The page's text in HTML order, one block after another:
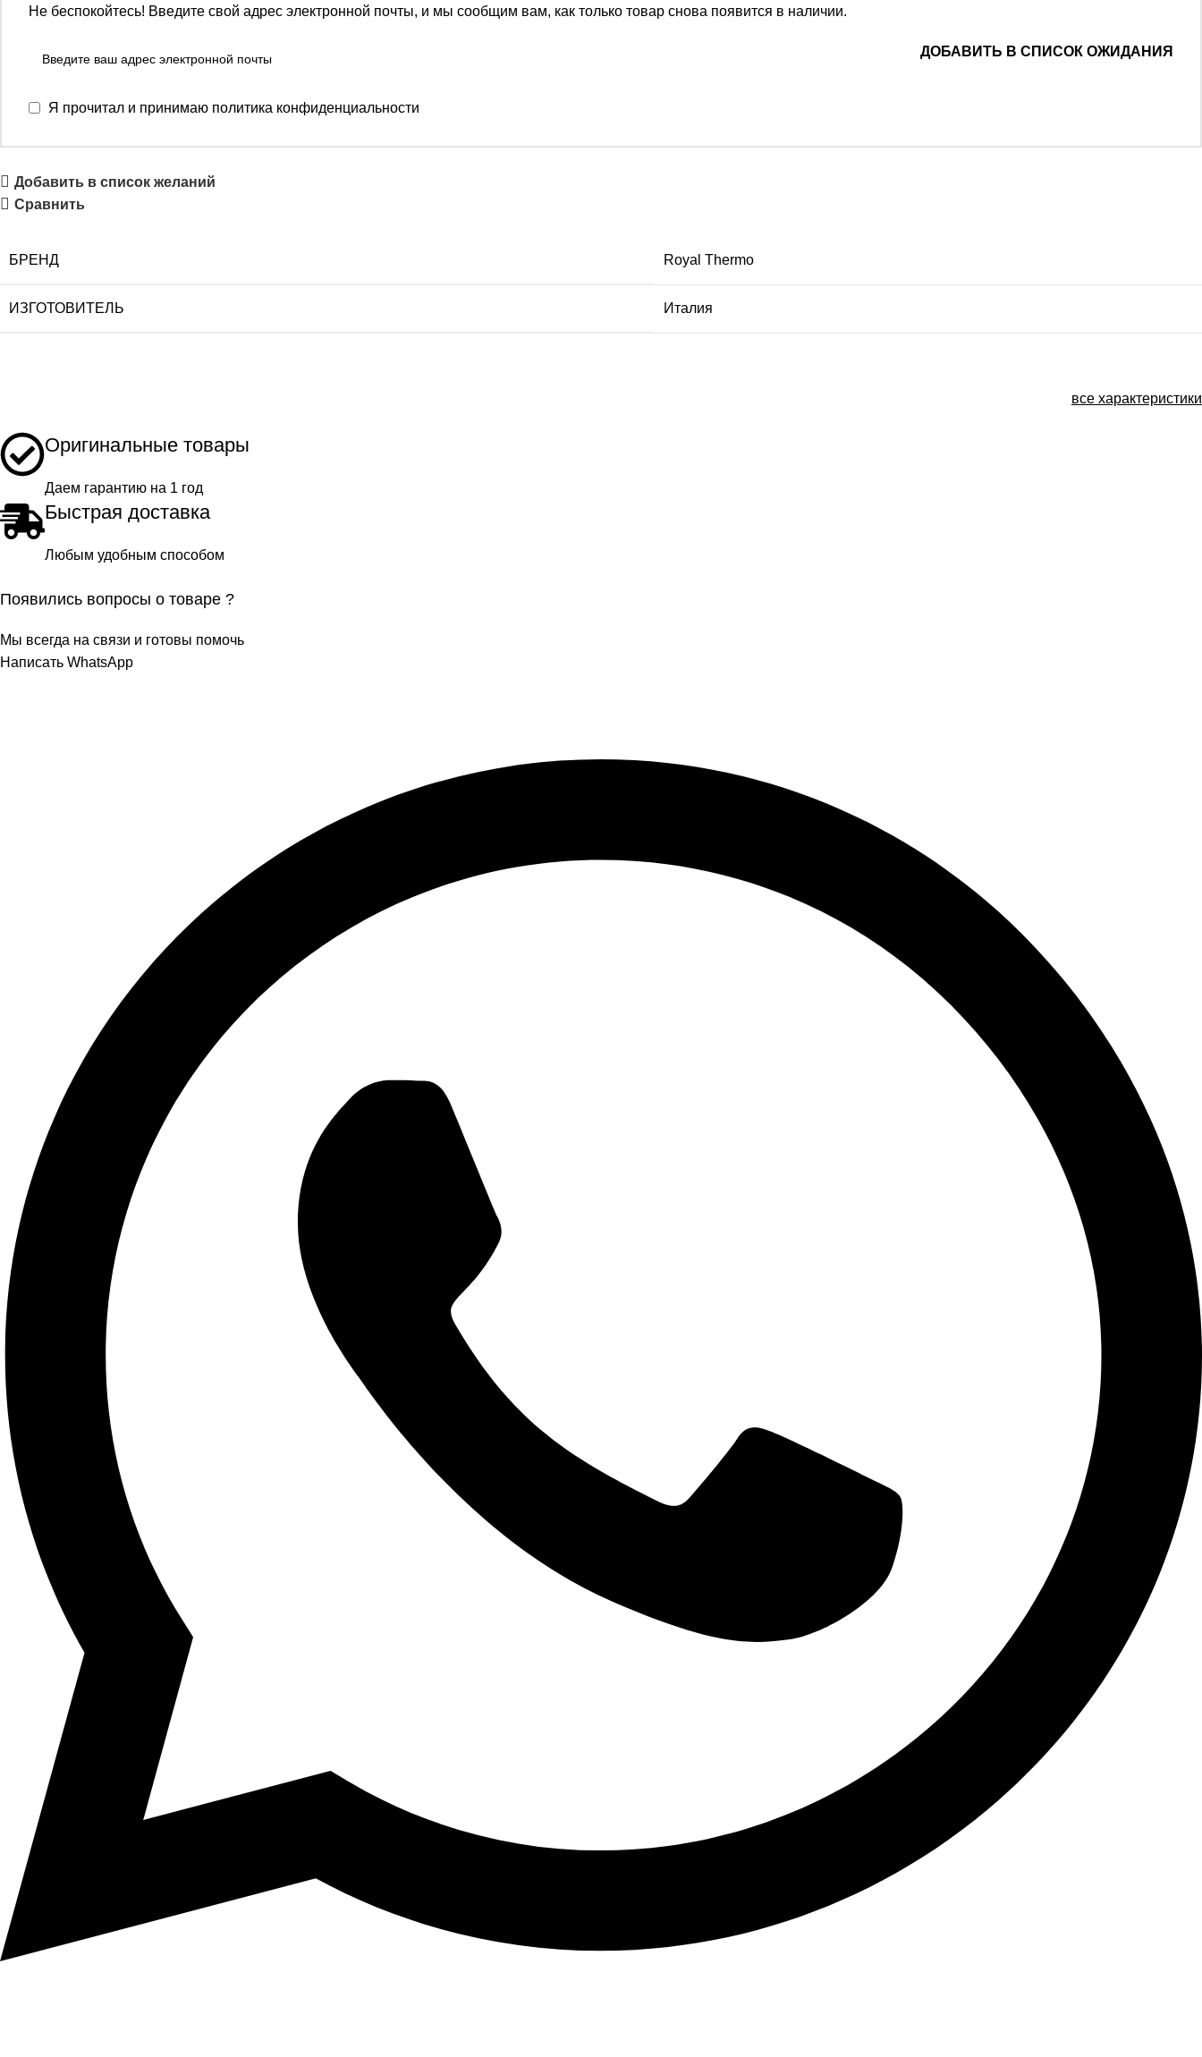
Не беспокойтесь! Введите свой адрес электронной почты, и мы сообщим вам, как только товар снова появится в наличии.
ДОБАВИТЬ В СПИСОК ОЖИДАНИЯ
Я прочитал и принимаю политика конфиденциальности
Добавить в список желаний
Сравнить
БРЕНД Royal Thermo
ИЗГОТОВИТЕЛЬ Италия
все характеристики
Оригинальные товары
Даем гарантию на 1 год
Быстрая доставка
Любым удобным способом
Появились вопросы о товаре ?
Мы всегда на связи и готовы помочь
Написать WhatsApp